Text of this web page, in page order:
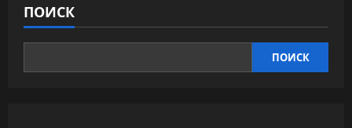
ПОИСК
ПОИСК